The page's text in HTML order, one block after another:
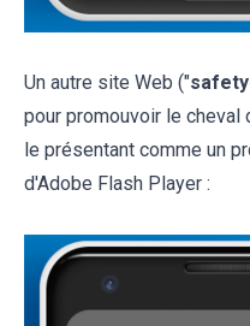
Un autre site Web ("
pour promouvoir le cheval
le présentant comme un
d'Adobe Flash Player :